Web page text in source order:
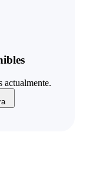
actualmente.